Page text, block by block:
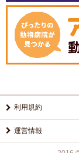
利用規約
運営情報